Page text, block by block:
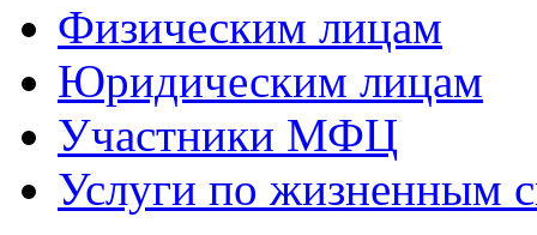
Физическим лицам
Юридическим лицам
Участники МФЦ
Услуги по жизненным